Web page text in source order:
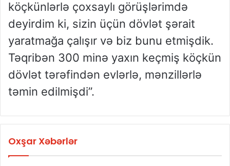
köçkünlərlə çoxsaylı görüşlərimdə
deyirdim ki, sizin üçün dövlət şərait
yaratmağa çalışır və biz bunu etmişdik.
Təqribən 300 minə yaxın keçmiş köçkün
dövlət tərəfindən evlərlə, mənzillərlə
təmin edilmişdi”.
Oxşar Xəbərlər